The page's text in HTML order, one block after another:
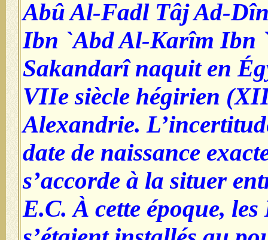
Abû Al-Fadl Tâj Ad-
Ibn `Abd Al-Karîm Ibn
Sakandarî naquit en
VIIe siècle hégirien
Alexandrie.
date de naissance
s’accorde à la situer
E.C. À cette époque,